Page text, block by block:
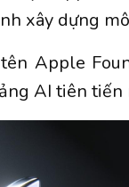
xây dựng
Apple
AI tiên